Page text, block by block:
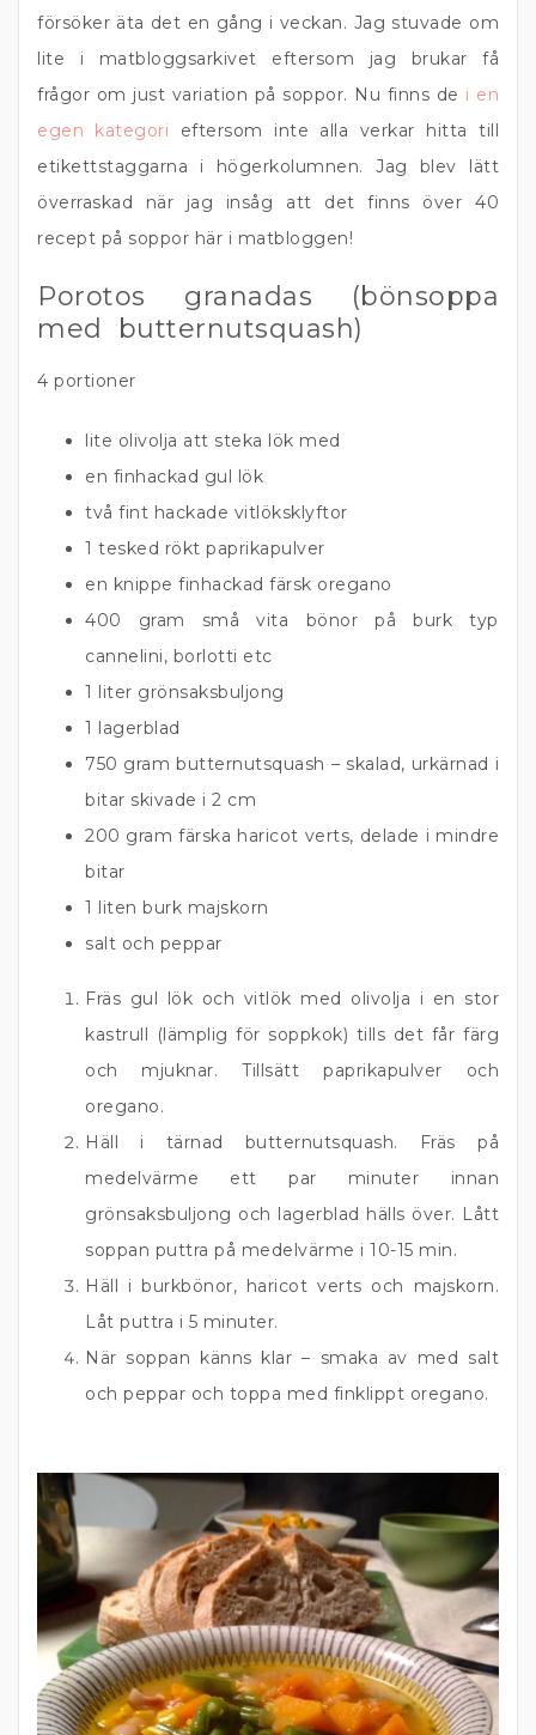
försöker äta det en gång i veckan. Jag stuvade om
lite i matbloggsarkivet eftersom jag brukar få
frågor om just variation på soppor. Nu finns de i en
egen kategori eftersom inte alla verkar hitta till
etikettstaggarna i högerkolumnen. Jag blev lätt
överraskad när jag insåg att det finns över 40
recept på soppor här i matbloggen!
Porotos granadas (bönsoppa
med butternutsquash)
4 portioner
lite olivolja att steka lök med
en finhackad gul lök
två fint hackade vitlöksklyftor
1 tesked rökt paprikapulver
en knippe finhackad färsk oregano
400 gram små vita bönor på burk typ
cannelini, borlotti etc
1 liter grönsaksbuljong
1 lagerblad
750 gram butternutsquash – skalad, urkärnad i
bitar skivade i 2 cm
200 gram färska haricot verts, delade i mindre
bitar
1 liten burk majskorn
salt och peppar
Fräs gul lök och vitlök med olivolja i en stor
kastrull (lämplig för soppkok) tills det får färg
och mjuknar. Tillsätt paprikapulver och
oregano.
Häll i tärnad butternutsquash. Fräs på
medelvärme ett par minuter innan
grönsaksbuljong och lagerblad hälls över. Lått
soppan puttra på medelvärme i 10-15 min.
Häll i burkbönor, haricot verts och majskorn.
Låt puttra i 5 minuter.
När soppan känns klar – smaka av med salt
och peppar och toppa med finklippt oregano.